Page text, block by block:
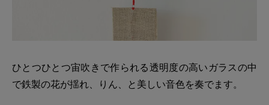
ひとつひとつ宙吹きで作られる透明度の高いガラスの中
で鉄製の花が揺れ、りん、と美しい音色を奏でます。